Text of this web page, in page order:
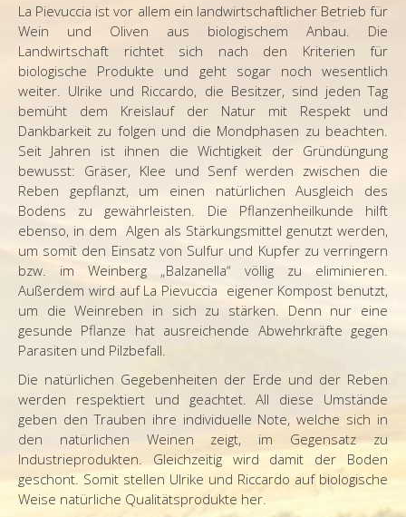
La Pievuccia ist vor allem ein landwirtschaftlicher Betrieb für
Wein und Oliven aus biologischem Anbau. Die
Landwirtschaft richtet sich nach den Kriterien für
biologische Produkte und geht sogar noch wesentlich
weiter. Ulrike und Riccardo, die Besitzer, sind jeden Tag
bemüht dem Kreislauf der Natur mit Respekt und
Dankbarkeit zu folgen und die Mondphasen zu beachten.
Seit Jahren ist ihnen die Wichtigkeit der Gründüngung
bewusst: Gräser, Klee und Senf werden zwischen die
Reben gepflanzt, um einen natürlichen Ausgleich des
Bodens zu gewährleisten. Die Pflanzenheilkunde hilft
ebenso, in dem Algen als Stärkungsmittel genutzt werden,
um somit den Einsatz von Sulfur und Kupfer zu verringern
bzw. im Weinberg „Balzanella“ völlig zu eliminieren.
Außerdem wird auf La Pievuccia eigener Kompost benutzt,
um die Weinreben in sich zu stärken. Denn nur eine
gesunde Pflanze hat ausreichende Abwehrkräfte gegen
Parasiten und Pilzbefall.
Die natürlichen Gegebenheiten der Erde und der Reben
werden respektiert und geachtet. All diese Umstände
geben den Trauben ihre individuelle Note, welche sich in
den natürlichen Weinen zeigt, im Gegensatz zu
Industrieprodukten. Gleichzeitig wird damit der Boden
geschont. Somit stellen Ulrike und Riccardo auf biologische
Weise natürliche Qualitätsprodukte her.